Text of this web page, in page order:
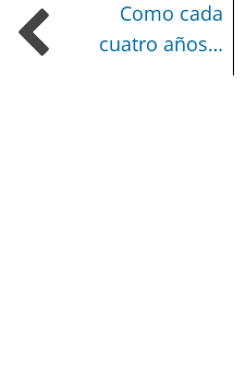
Como cada
cuatro años…